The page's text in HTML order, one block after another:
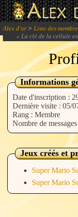
Actualités
Session 2026
Archives
Forum
Communauté
Se connecter
Alex d'or > Liste des
« La clé de la cellule
devant la cellule...
Informations
Date d'inscription :
Dernière visite : 05/
Rang : Membre
Jeux créés et
Super Mario
Super Mario